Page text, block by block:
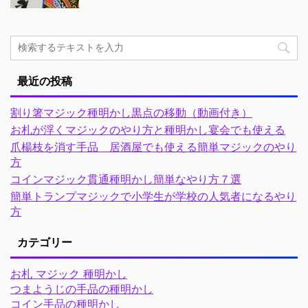
最近の投稿
割り箸マジック種明かし黒点の移動（動画付き）
お札が浮くマジックのやり方と種明かし宴会でも使える
爪楊枝を消す手品 居酒屋でも使える簡単マジックのやり
方
コインマジック貫通種明かし簡単なやり方７選
簡単トランプマジックで小学生が学校の人気者になるやり
方
カテゴリー
お札 マジック 種明かし
つまようじの手品の種明かし
コイン手品の種明かし